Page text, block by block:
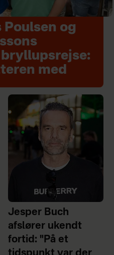
Poulsen og
med
Jesper Buch
afslører ukendt
fortid: "På et